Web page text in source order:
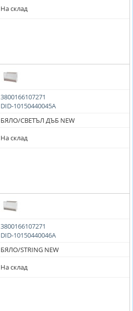
На склад
3800166107271
DID-10150440045A
БЯЛО/СВЕТЪЛ ДЪБ NEW
На склад
3800166107271
DID-10150440046A
БЯЛО/STRING NEW
На склад